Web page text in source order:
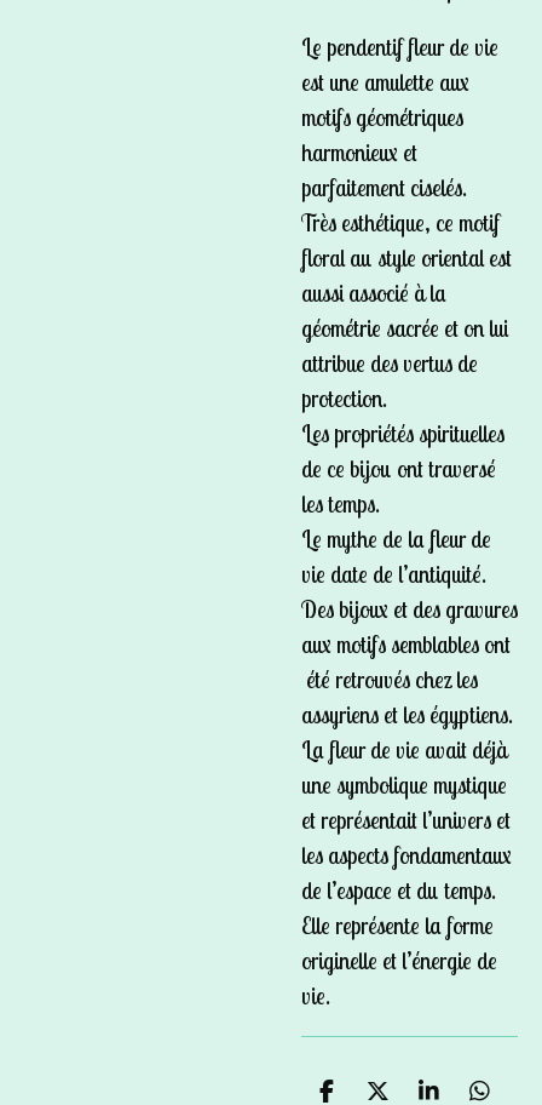
Le pendentif fleur de vie
est une amulette aux
motifs géométriques
harmonieux et
parfaitement ciselés.
Très esthétique, ce motif
floral au style oriental est
aussi associé à la
géométrie sacrée et on lui
attribue des vertus de
protection.
Les propriétés spirituelles
de ce bijou ont traversé
les temps.
Le mythe de la fleur de
vie date de l’antiquité.
Des bijoux et des gravures
aux motifs semblables ont
été retrouvés chez les
assyriens et les égyptiens.
La fleur de vie avait déjà
une symbolique mystique
et représentait l’univers et
les aspects fondamentaux
de l’espace et du temps.
Elle représente la forme
originelle et l’énergie de
vie.